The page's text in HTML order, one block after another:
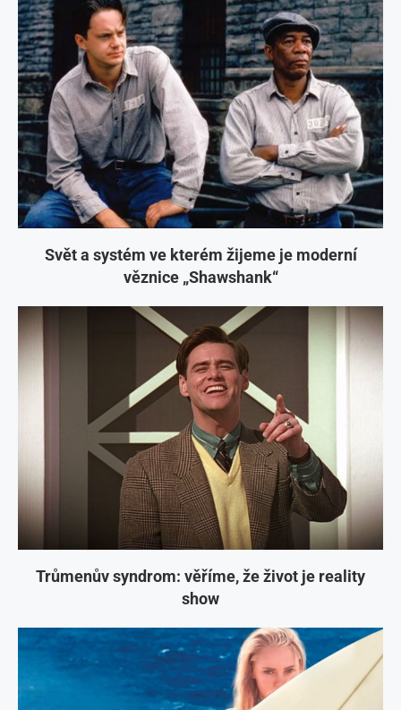
Svět a systém ve kterém žijeme je moderní
věznice „Shawshank“
Trůmenův syndrom: věříme, že život je reality
show